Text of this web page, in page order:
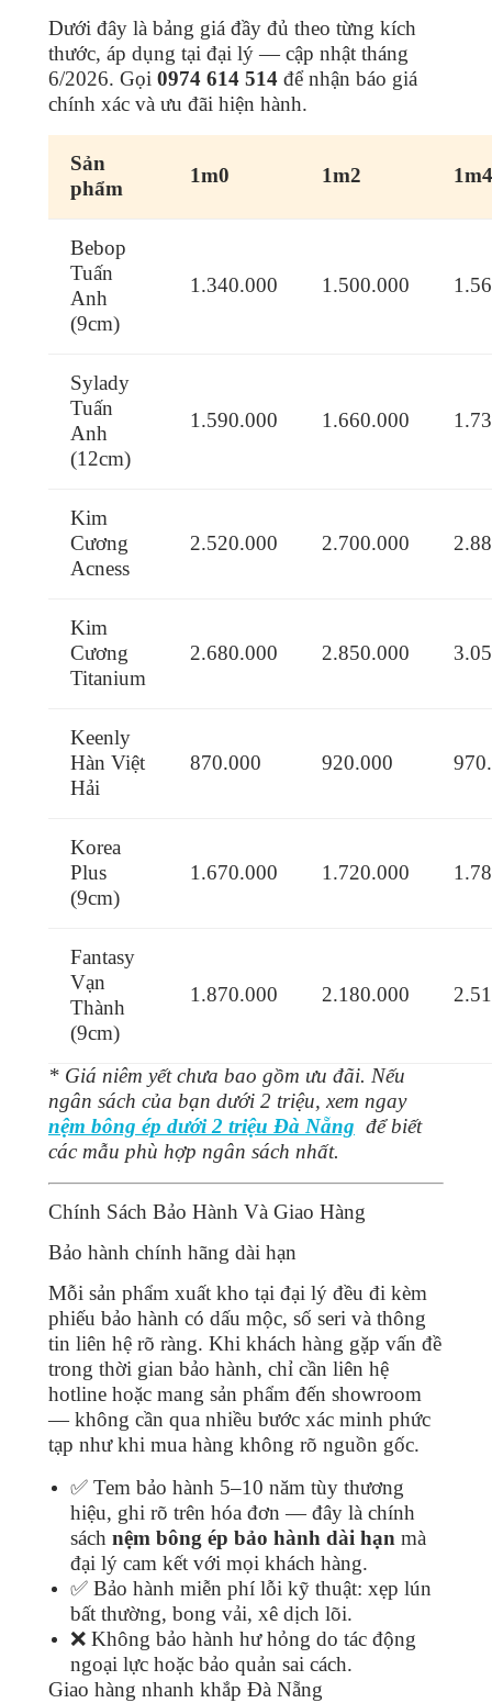
Dưới đây là bảng giá đầy đủ theo từng kích
thước, áp dụng tại đại lý — cập nhật tháng
6/2026. Gọi 0974 614 514để nhận báo giá
chính xác và ưu đãi hiện hành.
Sản
phẩm
1m0 1m2 1m4
Bebop
Tuấn
Anh
(9cm)
1.340.000 1.500.000
Sylady
Tuấn
Anh
(12cm)
1.590.000 1.660.000
Kim
Cương
Acness
2.520.000 2.700.000
Kim
Cương
Titanium
2.680.000 2.850.000
Keenly
Hàn Việt
Hải
870.000 920.000
Korea
Plus
(9cm)
1.670.000 1.720.000
Fantasy
Vạn
Thành
(9cm)
1.870.000 2.180.000
* Giá niêm yết chưa bao gồm ưu đãi. Nếu
ngân sách của bạn dưới 2 triệu, xem ngay
nệm bông ép dưới 2 triệu Đà Nẵng để biết
các mẫu phù hợp ngân sách nhất.
Chính Sách Bảo Hành Và Giao Hàng
Bảo hành chính hãng dài hạn
Mỗi sản phẩm xuất kho tại đại lý đều đi kèm
phiếu bảo hành có dấu mộc, số seri và thông
tin liên hệ rõ ràng. Khi khách hàng gặp vấn đề
trong thời gian bảo hành, chỉ cần liên hệ
hotline hoặc mang sản phẩm đến showroom
— không cần qua nhiều bước xác minh phức
tạp như khi mua hàng không rõ nguồn gốc.
✅ Tem bảo hành 5–10 năm tùy thương
hiệu, ghi rõ trên hóa đơn — đây là chính
sách nệm bông ép bảo hành dài hạn mà
đại lý cam kết với mọi khách hàng.
✅ Bảo hành miễn phí lỗi kỹ thuật: xẹp lún
bất thường, bong vải, xê dịch lõi.
❌ Không bảo hành hư hỏng do tác động
ngoại lực hoặc bảo quản sai cách.
Giao hàng nhanh khắp Đà Nẵng